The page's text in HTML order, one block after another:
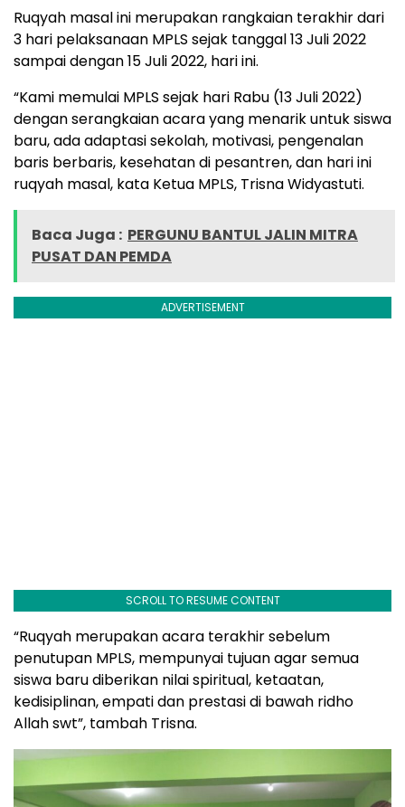
Ruqyah masal ini merupakan rangkaian terakhir dari
3 hari pelaksanaan MPLS sejak tanggal 13 Juli 2022
sampai dengan 15 Juli 2022, hari ini.
“Kami memulai MPLS sejak hari Rabu (13 Juli 2022)
dengan serangkaian acara yang menarik untuk siswa
baru, ada adaptasi sekolah, motivasi, pengenalan
baris berbaris, kesehatan di pesantren, dan hari ini
ruqyah masal, kata Ketua MPLS, Trisna Widyastuti.
Baca Juga : PERGUNU BANTUL JALIN MITRA
PUSAT DAN PEMDA
ADVERTISEMENT
SCROLL TO RESUME CONTENT
“Ruqyah merupakan acara terakhir sebelum
penutupan MPLS, mempunyai tujuan agar semua
siswa baru diberikan nilai spiritual, ketaatan,
kedisiplinan, empati dan prestasi di bawah ridho
Allah swt”, tambah Trisna.